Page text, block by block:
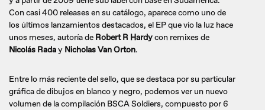
Con casi 400 releases en su catálogo, aparece como uno de
los últimos lanzamientos destacados, el EP que vio la luz hace
unos meses, autoría de Robert R Hardycon remixes de
Nicolás Raday Nicholas Van Orton.
Entre lo más reciente del sello, que se destaca por su particular
gráfica de dibujos en blanco y negro, podemos ver un nuevo
volumen de la compilación BSCA Soldiers, compuesto por 6